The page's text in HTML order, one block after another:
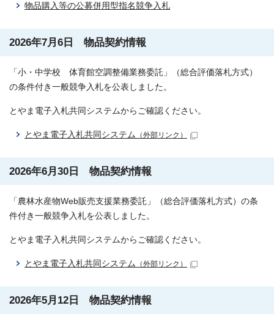
物品購入等の公募併用型指名競争入札
2026年7月6日 物品契約情報
「小・中学校 体育館空調整備業務委託」（総合評価落札方式）
の条件付き一般競争入札を公表しました。
とやま電子入札共同システムからご確認ください。
とやま電子入札共同システム （外部リンク）
2026年6月30日 物品契約情報
「農林水産物Web販売支援業務委託」（総合評価落札方式）の条
件付き一般競争入札を公表しました。
とやま電子入札共同システムからご確認ください。
とやま電子入札共同システム （外部リンク）
2026年5月12日 物品契約情報